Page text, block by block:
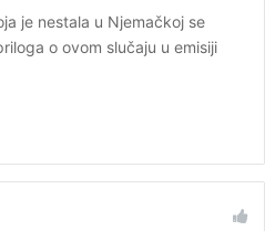
je nestala u Njemačkoj se
o ovom slučaju u emisiji